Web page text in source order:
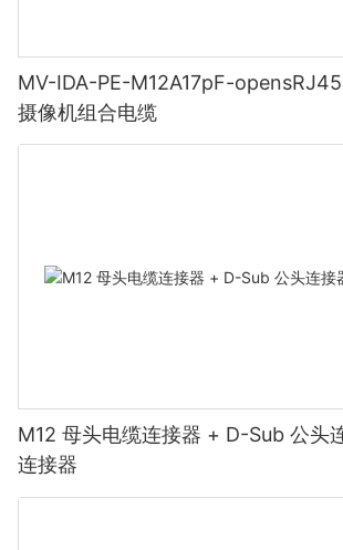
MV-IDA-PE-M12A17pF-
摄像机组合电缆
M12 母头电缆连接器 + D-Sub 公头
连接器